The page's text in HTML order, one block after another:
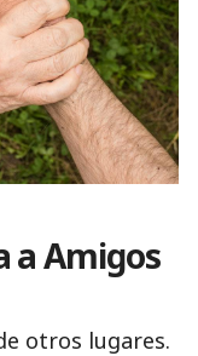
a Amigos
otros lugares.